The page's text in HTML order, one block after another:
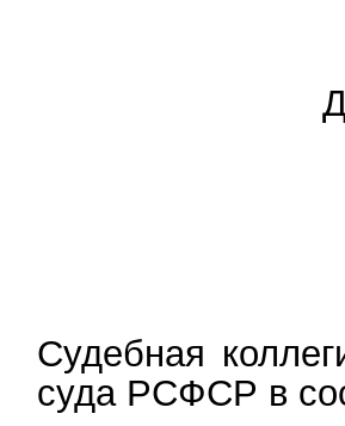
Судебная
суда РСФСР в